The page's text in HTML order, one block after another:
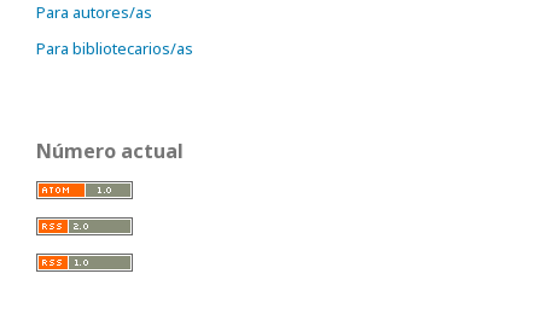
Para autores/as
Para bibliotecarios/as
Número actual